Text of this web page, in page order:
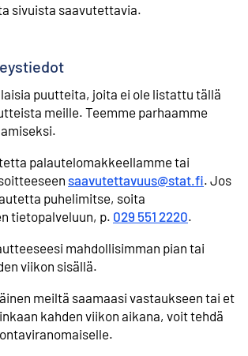
sivuista saavutettavia.
puutteita, joita ei ole listattu tällä
meille. Teemme parhaamme
palautelomakkeellamme tai
saavutettavuus@stat.fi. Jos
puhelimitse, soita
tietopalveluun, p. 029 551 2220.
mahdollisimman pian tai
viikon sisällä.
meiltä saamaasi vastaukseen tai et
kahden viikon aikana, voit tehdä